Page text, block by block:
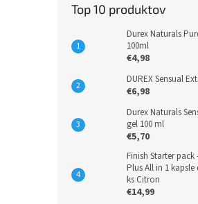
Top 10 produktov
Durex Naturals
100ml
€4,98
DUREX Sensual
€6,98
Durex Naturals
gel 100 ml
€5,70
Finish Starter
Plus All in 1
ks Citron
€14,99